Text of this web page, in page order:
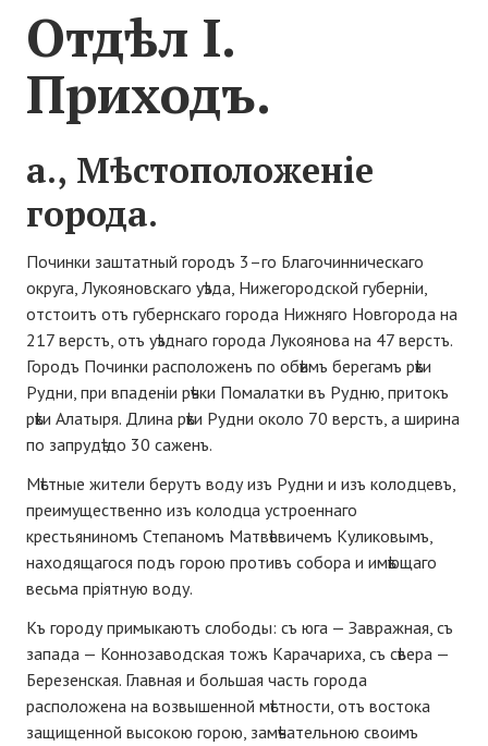
Отдѣл І.
Приходъ.
а., Мѣстоположеніе
города.
Починки заштатный городъ 3–го Благочинническаго
округа, Лукояновскаго уѣзда, Нижегородской губерніи,
отстоитъ отъ губернскаго города Нижняго Новгорода на
217 верстъ, отъ уѣзднаго города Лукоянова на 47 верстъ.
Городъ Починки расположенъ по обѣимъ берегамъ рѣки
Рудни, при впаденіи рѣчки Помалатки въ Рудню, притокъ
рѣки Алатыря. Длина рѣки Рудни около 70 верстъ, а ширина
по запрудѣ до 30 саженъ.
Мѣстные жители берутъ воду изъ Рудни и изъ колодцевъ,
преимущественно изъ колодца устроеннаго
крестьяниномъ Степаномъ Матвѣевичемъ Куликовымъ,
находящагося подъ горою противъ собора и имѣющаго
весьма пріятную воду.
Къ городу примыкаютъ слободы: съ юга — Завражная, съ
запада — Коннозаводская тожъ Карачариха, съ сѣвера —
Березенская. Главная и большая часть города
расположена на возвышенной мѣстности, отъ востока
защищенной высокою горою, замѣчательною своимъ